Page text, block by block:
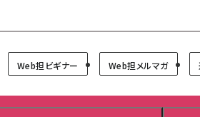
Forum
Web担ビギナー Web担メルマガ
＼ 読者アンケートにご協力ください